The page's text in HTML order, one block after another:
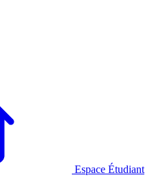
Espace Étudiant